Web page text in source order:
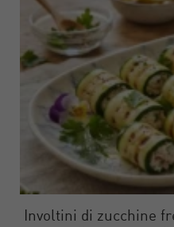
Involtini di zucchine